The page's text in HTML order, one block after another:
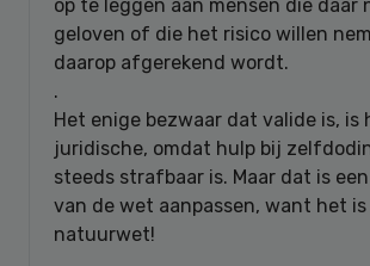
op te leggen aan mensen die daar
geloven of die het risico willen
daarop afgerekend wordt.
.
Het enige bezwaar dat valide is, is
juridische, omdat hulp bij
steeds strafbaar is. Maar dat is
van de wet aanpassen, want het is
natuurwet!